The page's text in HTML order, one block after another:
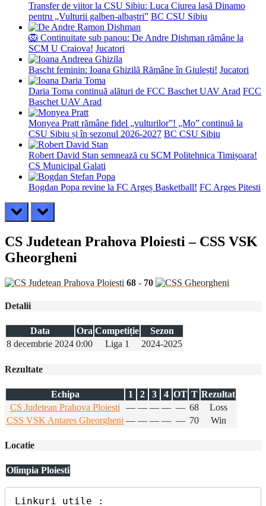
Transfer de viitor la CSU Sibiu: Luca Ciurea lasă Dinamo
pentru „Vulturii galben-albaștri” BC CSU Sibiu
🦁 Continuitate sub panou: De Andre Dishman rămâne la
SCM U Craiova! Jucatori
Bascht feminin: Ioana Ghizilă Rămâne în Giulești! Jucatori
Daria Toma continuă alături de FCC Baschet UAV Arad FCC
Baschet UAV Arad
Monyea Pratt rămâne fidel „vulturilor”! „Mo” continuă la
CSU Sibiu și în sezonul 2026-2027 BC CSU Sibiu
Robert David Stan semnează cu SCM Politehnica Timișoara!
CS Municipal Galati
Bogdan Popa revine la FC Argeș Basketball! FC Arges Pitesti
prev next
CS Judetean Prahova Ploiesti – CSS VSK
Gheorgheni
68 - 70
Detalii
Data Ora Competiție
Sezon
8 decembrie 2024 0:00 Liga 1 2024-2025
Rezultate
Echipa 1 2 3 4 OT T Rezultat
CS Judetean Prahova Ploiesti
— — — — — 68
Loss
CSS VSK Antares Gheorgheni — — — — — 70 Win
Locatie
Olimpia Ploiesti